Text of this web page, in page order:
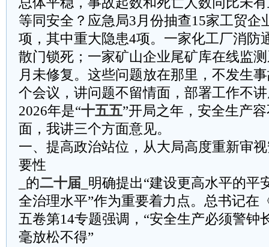
等同安全？应急局3月份抽查15家工贸企
项，其中重大隐患4项。一家化工厂消防
散门锁死；一家矿山企业尾矿库在线监
月未修复。这些问题放在那里，不发生
个会议，讲问题不留情面，部署工作不
2026年是“十五五”开局之年，安全生产
面，我讲三个方面意见。
一、提高政治站位，从大局高度重新审
要性
_的二十届 _明确提出“建设更高水平的平
全治理水平”作为重要着力点。总书记在
五卷第14专题强调，“安全生产必须警钟
毫放松不得”